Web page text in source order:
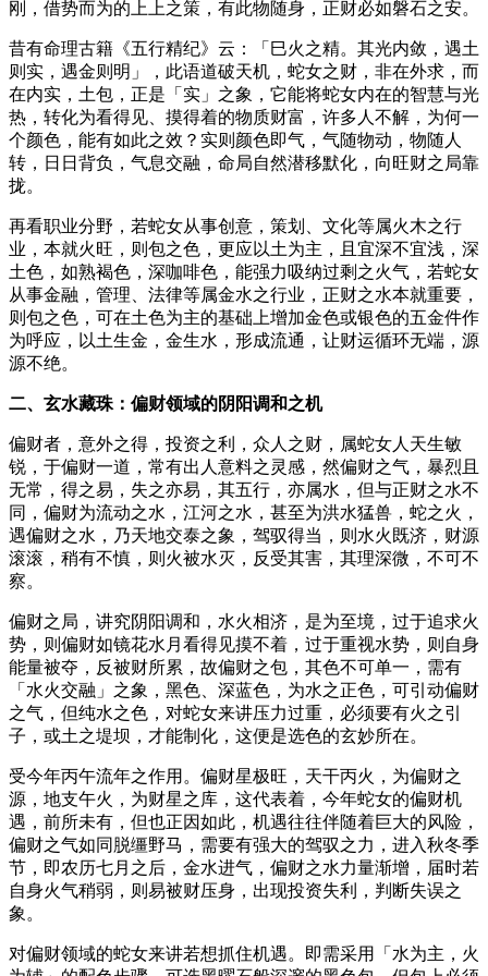
刚，借势而为的上上之策，有此物随身，正财必如磐石之安。
昔有命理古籍《五行精纪》云：「巳火之精。其光内敛，遇土
则实，遇金则明」，此语道破天机，蛇女之财，非在外求，而
在内实，土包，正是「实」之象，它能将蛇女内在的智慧与光
热，转化为看得见、摸得着的物质财富，许多人不解，为何一
个颜色，能有如此之效？实则颜色即气，气随物动，物随人
转，日日背负，气息交融，命局自然潜移默化，向旺财之局靠
拢。
再看职业分野，若蛇女从事创意，策划、文化等属火木之行
业，本就火旺，则包之色，更应以土为主，且宜深不宜浅，深
土色，如熟褐色，深咖啡色，能强力吸纳过剩之火气，若蛇女
从事金融，管理、法律等属金水之行业，正财之水本就重要，
则包之色，可在土色为主的基础上增加金色或银色的五金件作
为呼应，以土生金，金生水，形成流通，让财运循环无端，源
源不绝。
二、玄水藏珠：偏财领域的阴阳调和之机
偏财者，意外之得，投资之利，众人之财，属蛇女人天生敏
锐，于偏财一道，常有出人意料之灵感，然偏财之气，暴烈且
无常，得之易，失之亦易，其五行，亦属水，但与正财之水不
同，偏财为流动之水，江河之水，甚至为洪水猛兽，蛇之火，
遇偏财之水，乃天地交泰之象，驾驭得当，则水火既济，财源
滚滚，稍有不慎，则火被水灭，反受其害，其理深微，不可不
察。
偏财之局，讲究阴阳调和，水火相济，是为至境，过于追求火
势，则偏财如镜花水月看得见摸不着，过于重视水势，则自身
能量被夺，反被财所累，故偏财之包，其色不可单一，需有
「水火交融」之象，黑色、深蓝色，为水之正色，可引动偏财
之气，但纯水之色，对蛇女来讲压力过重，必须要有火之引
子，或土之堤坝，才能制化，这便是选色的玄妙所在。
受今年丙午流年之作用。偏财星极旺，天干丙火，为偏财之
源，地支午火，为财星之库，这代表着，今年蛇女的偏财机
遇，前所未有，但也正因如此，机遇往往伴随着巨大的风险，
偏财之气如同脱缰野马，需要有强大的驾驭之力，进入秋冬季
节，即农历七月之后，金水进气，偏财之水力量渐增，届时若
自身火气稍弱，则易被财压身，出现投资失利，判断失误之
象。
对偏财领域的蛇女来讲若想抓住机遇。即需采用「水为主，火